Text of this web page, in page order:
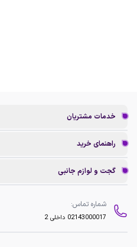
خدمات مشتریان
راهنمای خرید
گجت و لوازم جانبی
شماره تماس:
02143000017 داخلی 2